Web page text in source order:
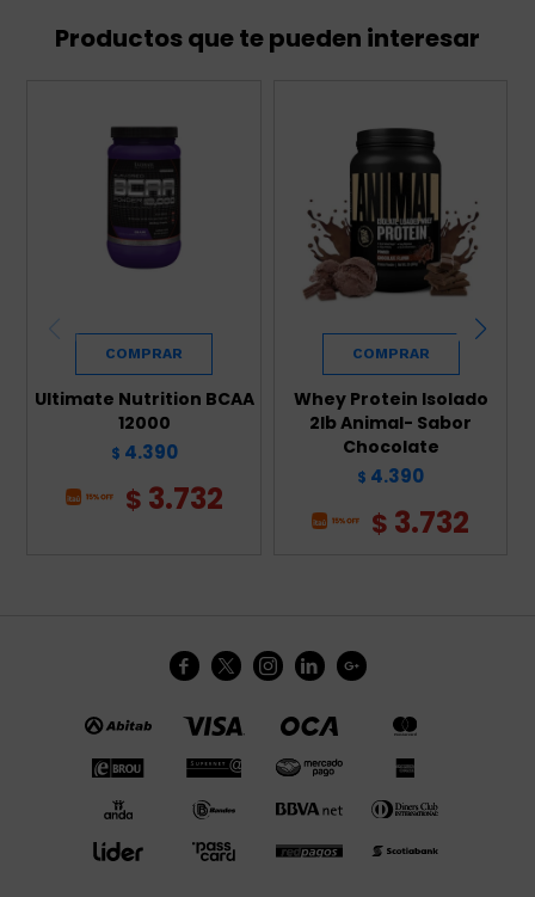
Productos que te pueden interesar
Ultimate Nutrition BCAA
12000
$ 4.390
$ 3.732
Whey Protein Isolado
2lb Animal- Sabor
Chocolate
$ 4.390
$ 3.732
    